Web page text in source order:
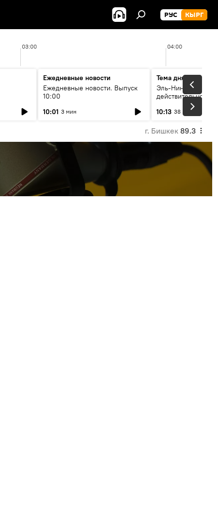
РУС КЫРГ
03:00 04:00
Ежедневные новости
Ежедневные новости. Выпуск
10:00
10:01 3 мин
Тема дня
Эль-Ниньо, жара и
действительно
погоду в
10:13 38 мин
г. Бишкек 89.3